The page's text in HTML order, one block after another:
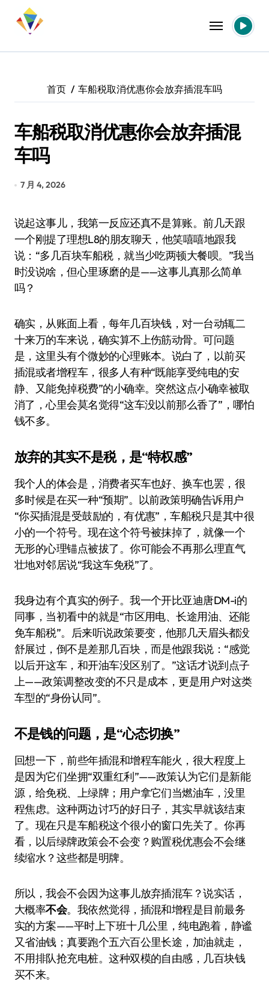
首页 车船税取消优惠你会放弃插混车吗
车船税取消优惠你会放弃插混
车吗
7 月 4, 2026
说起这事儿，我第一反应还真不是算账。前几天跟
一个刚提了理想L8的朋友聊天，他笑嘻嘻地跟我
说：“多几百块车船税，就当少吃两顿大餐呗。”我当
时没说啥，但心里琢磨的是——这事儿真那么简单
吗？
确实，从账面上看，每年几百块钱，对一台动辄二
十来万的车来说，确实算不上伤筋动骨。可问题
是，这里头有个微妙的心理账本。说白了，以前买
插混或者增程车，很多人有种“既能享受纯电的安
静、又能免掉税费”的小确幸。突然这点小确幸被取
消了，心里会莫名觉得“这车没以前那么香了”，哪怕
钱不多。
放弃的其实不是税，是“特权感”
我个人的体会是，消费者买车也好、换车也罢，很
多时候是在买一种“预期”。以前政策明确告诉用户
“你买插混是受鼓励的，有优惠”，车船税只是其中很
小的一个符号。现在这个符号被抹掉了，就像一个
无形的心理锚点被拔了。你可能会不再那么理直气
壮地对邻居说“我这车免税”了。
我身边有个真实的例子。我一个开比亚迪唐DM-i的
同事，当初看中的就是“市区用电、长途用油、还能
免车船税”。后来听说政策要变，他那几天眉头都没
舒展过，倒不是差那几百块，而是他跟我说：“感觉
以后开这车，和开油车没区别了。”这话才说到点子
上——政策调整改变的不只是成本，更是用户对这类
车型的“身份认同”。
不是钱的问题，是“心态切换”
回想一下，前些年插混和增程车能火，很大程度上
是因为它们坐拥“双重红利”——政策认为它们是新能
源，给免税、上绿牌；用户拿它们当燃油车，没里
程焦虑。这种两边讨巧的好日子，其实早就该结束
了。现在只是车船税这个很小的窗口先关了。你再
看，以后绿牌政策会不会变？购置税优惠会不会继
续缩水？这些都是明牌。
所以，我会不会因为这事儿放弃插混车？说实话，
大概率不会。我依然觉得，插混和增程是目前最务
实的方案——平时上下班十几公里，纯电跑着，静谧
又省油钱；真要跑个五六百公里长途，加油就走，
不用排队抢充电桩。这种双模的自由感，几百块钱
买不来。